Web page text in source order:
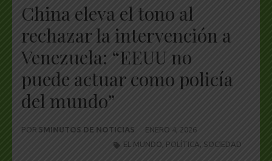
China eleva el tono al
rechazar la intervención a
Venezuela: “EEUU no
puede actuar como policía
del mundo”
POR 5MINUTOS DE NOTICIAS
ENERO 4, 2026
EL MUNDO, POLÍTICA , SOCIEDAD